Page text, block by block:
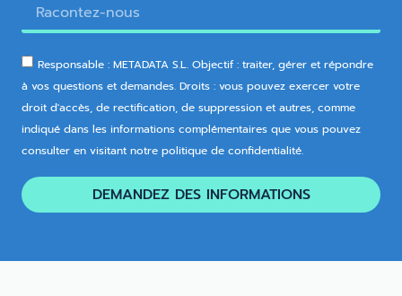
Responsable : METADATA S.L. Objectif : traiter, gérer et répondre
à vos questions et demandes. Droits : vous pouvez exercer votre
droit d'accès, de rectification, de suppression et autres, comme
indiqué dans les informations complémentaires que vous pouvez
consulter en visitant notre politique de confidentialité.
DEMANDEZ DES INFORMATIONS